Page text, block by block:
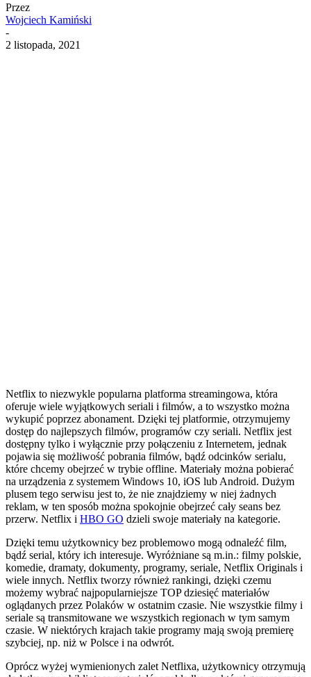
Przez
Wojciech Kamiński
-
2 listopada, 2021
Netflix to niezwykle popularna platforma streamingowa, która
oferuje wiele wyjątkowych seriali i filmów, a to wszystko można
wykupić poprzez abonament. Dzięki tej platformie, otrzymujemy
dostęp do najlepszych filmów, programów czy seriali. Netflix jest
dostępny tylko i wyłącznie przy połączeniu z Internetem, jednak
pojawia się możliwość pobrania filmów, bądź odcinków serialu,
które chcemy obejrzeć w trybie offline. Materiały można pobierać
na urządzenia z systemem Windows 10, iOS lub Android. Dużym
plusem tego serwisu jest to, że nie znajdziemy w niej żadnych
reklam, w ten sposób można spokojnie obejrzeć cały seans bez
przerw. Netflix i HBO GO dzieli swoje materiały na kategorie.
Dzięki temu użytkownicy bez problemowo mogą odnaleźć film,
bądź serial, który ich interesuje. Wyróżniane są m.in.: filmy polskie,
komedie, dramaty, dokumenty, programy, seriale, Netflix Originals i
wiele innych. Netflix tworzy również rankingi, dzięki czemu
możemy wybrać najpopularniejsze TOP dziesięć materiałów
oglądanych przez Polaków w ostatnim czasie. Nie wszystkie filmy i
seriale są transmitowane we wszystkich regionach w tym samym
czasie. W niektórych krajach takie programy mają swoją premierę
szybciej, np. niż w Polsce i na odwrót.
Oprócz wyżej wymienionych zalet Netflixa, użytkownicy otrzymują